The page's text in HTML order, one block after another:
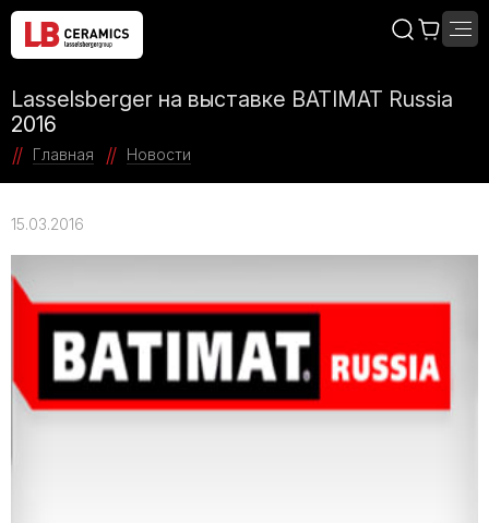
Lasselsberger на выставке BATIMAT Russia
2016
Главная Новости
15.03.2016